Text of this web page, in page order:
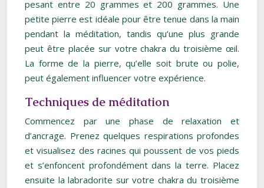
pesant entre 20 grammes et 200 grammes. Une
petite pierre est idéale pour être tenue dans la main
pendant la méditation, tandis qu’une plus grande
peut être placée sur votre chakra du troisième œil.
La forme de la pierre, qu’elle soit brute ou polie,
peut également influencer votre expérience.
Techniques de méditation
Commencez par une phase de relaxation et
d’ancrage. Prenez quelques respirations profondes
et visualisez des racines qui poussent de vos pieds
et s’enfoncent profondément dans la terre. Placez
ensuite la labradorite sur votre chakra du troisième